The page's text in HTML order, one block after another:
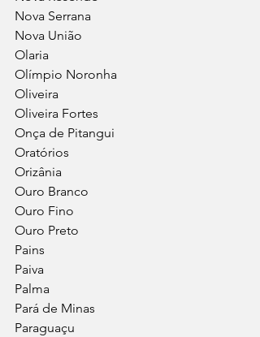
Nova Serrana
Nova União
Olaria
Olímpio Noronha
Oliveira
Oliveira Fortes
Onça de Pitangui
Oratórios
Orizânia
Ouro Branco
Ouro Fino
Ouro Preto
Pains
Paiva
Palma
Pará de Minas
Paraguaçu